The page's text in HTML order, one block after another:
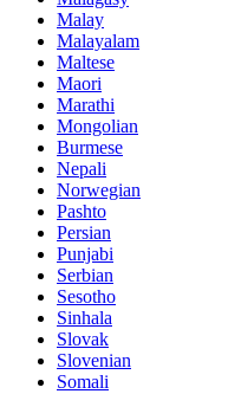
Malay
Malayalam
Maltese
Maori
Marathi
Mongolian
Burmese
Nepali
Norwegian
Pashto
Persian
Punjabi
Serbian
Sesotho
Sinhala
Slovak
Slovenian
Somali